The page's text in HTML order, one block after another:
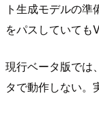
ト生成モデルの
をパスしていても
現行ベータ版では
タで動作しない。